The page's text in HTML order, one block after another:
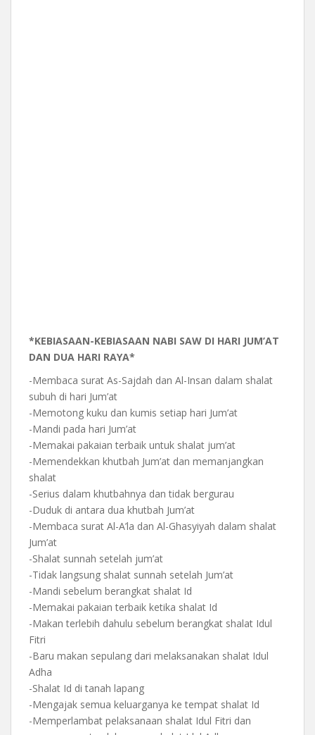
*KEBIASAAN-KEBIASAAN NABI SAW DI HARI JUM’AT
DAN DUA HARI RAYA*
-Membaca surat As-Sajdah dan Al-Insan dalam shalat
subuh di hari Jum’at
-Memotong kuku dan kumis setiap hari Jum’at
-Mandi pada hari Jum’at
-Memakai pakaian terbaik untuk shalat jum’at
-Memendekkan khutbah Jum’at dan memanjangkan
shalat
-Serius dalam khutbahnya dan tidak bergurau
-Duduk di antara dua khutbah Jum’at
-Membaca surat Al-A’la dan Al-Ghasyiyah dalam shalat
Jum’at
-Shalat sunnah setelah jum’at
-Tidak langsung shalat sunnah setelah Jum’at
-Mandi sebelum berangkat shalat Id
-Memakai pakaian terbaik ketika shalat Id
-Makan terlebih dahulu sebelum berangkat shalat Idul
Fitri
-Baru makan sepulang dari melaksanakan shalat Idul
Adha
-Shalat Id di tanah lapang
-Mengajak semua keluarganya ke tempat shalat Id
-Memperlambat pelaksanaan shalat Idul Fitri dan